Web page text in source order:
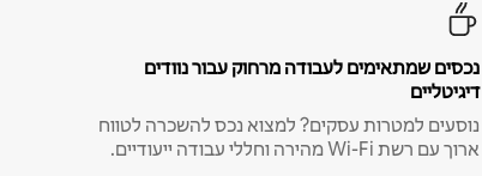
נכסים שמתאימים לעבודה מרחוק עבור נוודים
דיגיטליים
נוסעים למטרות עסקים? למצוא נכס להשכרה לטווח
ארוך עם רשת Wi-Fi מהירה וחללי עבודה ייעודיים.